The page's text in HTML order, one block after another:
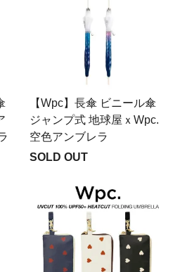
【Wpc】長傘 ビニール傘
ジャンプ式 地球屋ｘWpc.
空色アンブレラ
SOLD OUT